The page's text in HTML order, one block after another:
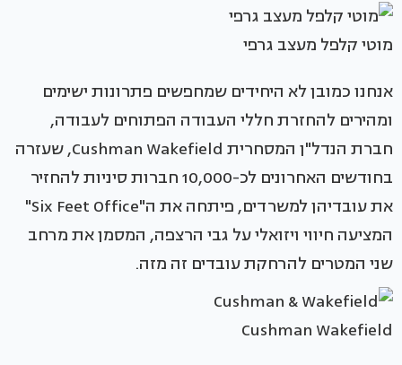
מוטי קלפל מעצב גרפי
אנחנו כמובן לא היחידים שמחפשים פתרונות ישימים
ומהירים להחזרת חללי העבודה הפתוחים לעבודה,
חברת הנדל"ן המסחרית Cushman Wakefield, שעזרה
בחודשים האחרונים לכ-10,000 חברות סיניות להחזיר
את עובדיהן למשרדים, פיתחה את ה"Six Feet Office"
המציעה חיווי ויזואלי על גבי הרצפה, המסמן את מרחב
שני המטרים להרחקת עובדים זה מזה.
Cushman Wakefield